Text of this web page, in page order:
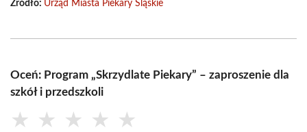
Źródło: Urząd Miasta Piekary Śląskie
Oceń: Program „Skrzydlate Piekary” – zaproszenie dla
szkół i przedszkoli
★ ★ ★ ★ ★